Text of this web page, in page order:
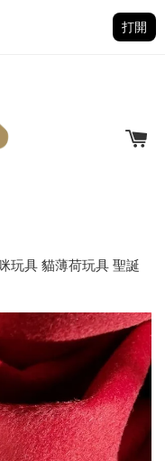
打開
具 貓薄荷玩具 聖誕